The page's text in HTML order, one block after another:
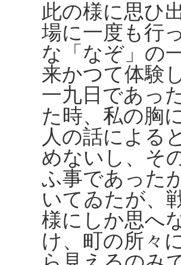
此の様に思ひ
場に一度も行
な「なぞ」の
来かつて体験
一九日であっ
た時、私の胸
人の話による
めないし、そ
ふ事であった
いてゐたが、
様にしか思へ
け、町の所々